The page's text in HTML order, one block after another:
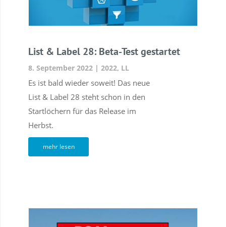
List & Label 28: Beta-Test gestartet
8. September 2022 | 2022, LL
Es ist bald wieder soweit! Das neue
List & Label 28 steht schon in den
Startlöchern für das Release im
Herbst.
mehr lesen